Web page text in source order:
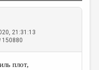
21:31:13
150880
плот,